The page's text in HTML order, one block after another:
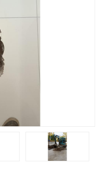
排水管道漏水
管道疏通